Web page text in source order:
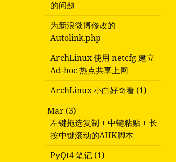
的问题
为新浪微博修改的
Autolink.php
ArchLinux 使用 netcfg 建立
Ad-hoc 热点共享上网
ArchLinux 小白好奇看 (1)
Mar (3)
左键拖选复制 + 中键粘贴 + 长
按中键滚动的AHK脚本
PyQt4 笔记 (1)